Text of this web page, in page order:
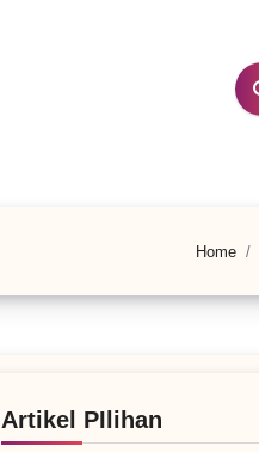
Home
Artikel PIlihan